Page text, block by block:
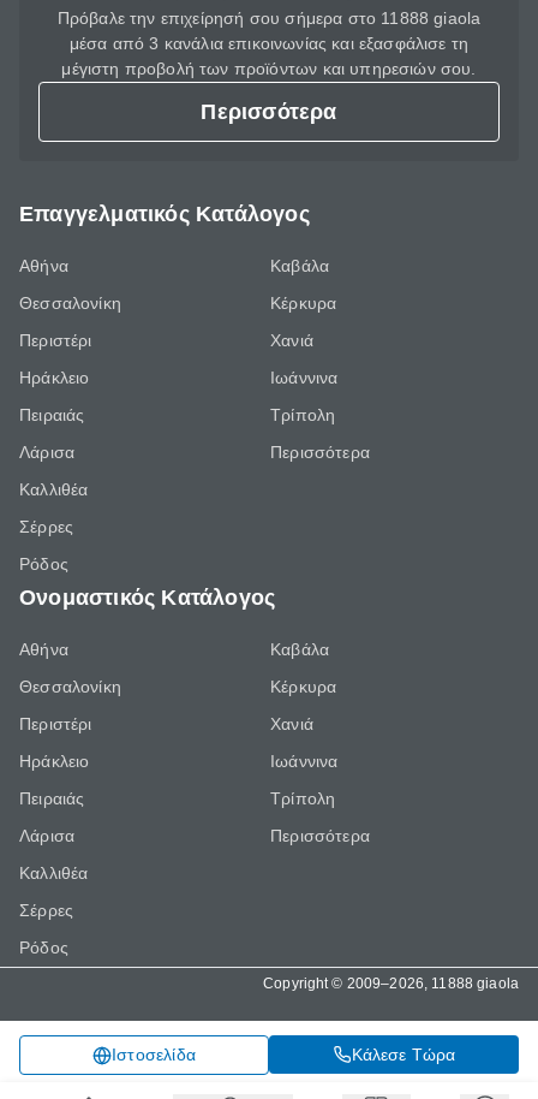
Ιστοσελίδα Κάλεσε Τώρα
Πρόβαλε την επιχείρησή σου σήμερα στο 11888 giaola
μέσα από 3 κανάλια επικοινωνίας και εξασφάλισε τη
μέγιστη προβολή των προϊόντων και υπηρεσιών σου.
Περισσότερα
Επαγγελματικός Κατάλογος
Αθήνα
Θεσσαλονίκη
Περιστέρι
Ηράκλειο
Πειραιάς
Λάρισα
Καλλιθέα
Σέρρες
Ρόδος
Καβάλα
Κέρκυρα
Χανιά
Ιωάννινα
Τρίπολη
Περισσότερα
Ονομαστικός Κατάλογος
Αθήνα
Θεσσαλονίκη
Περιστέρι
Ηράκλειο
Πειραιάς
Λάρισα
Καλλιθέα
Σέρρες
Ρόδος
Καβάλα
Κέρκυρα
Χανιά
Ιωάννινα
Τρίπολη
Περισσότερα
Copyright © 2009–2026, 11888 giaola